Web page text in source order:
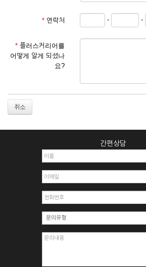
① 서비스 이용계약은 서비스 이용 희망자
를 심사, 승낙함으로써 성립하며, 회사는 신
차를 밟을 수 있습니다.
② 회원가입시 입력한 ID는 변경할 수 없으
의 ID가 발급됩니다. 부득이한 경우로 인해
거절하거나 취소할 수 있으며, 실명으로 등
2. 개인정보를 허위로 기재하여 신청할 경우
3. 경쟁 관게에 있는 이용자가 신청할 경우
4. 타인의 서비스 이용을 방해하거나, 정보
6. 이용자가 영업활동 또는 부정한 용도로
7. 회사의 정보를 사전 승낙 없이 전재, 변
8. 기타 회사가 정한 제반 사항을 위반하며
제5조 (서비스의 이용 및 중지)
② 시스템 점검, 교체 및 고장, 기술적인 이
* 연락처 - -
* 플러스커리어를
어떻게 알게 되셨나
요?
취소
간편상담